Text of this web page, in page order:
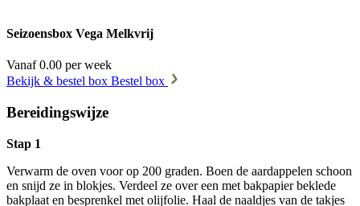
Seizoensbox Vega Melkvrij
Vanaf 0.00 per week
Bekijk & bestel box Bestel box
Bereidingswijze
Stap 1
Verwarm de oven voor op 200 graden. Boen de aardappelen schoon
en snijd ze in blokjes. Verdeel ze over een met bakpapier beklede
bakplaat en besprenkel met olijfolie. Haal de naaldjes van de takjes